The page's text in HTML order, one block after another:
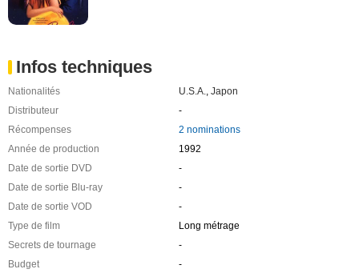
Infos techniques
Nationalités U.S.A.
Japon
Distributeur
-
Récompenses
2 nominations
Année de production
1992
Date de sortie DVD
-
Date de sortie Blu-ray
-
Date de sortie VOD
-
Type de film
Long métrage
Secrets de tournage
-
Budget
-